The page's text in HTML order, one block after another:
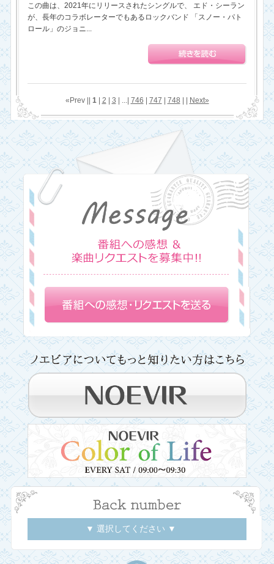
この曲は、2021年にリリースされたシングルで、 エド・シーラン
が、長年のコラボレーターでもあるロックバンド 「スノー・パト
ロール」のジョニ...
«Prev || 1| 2 3 | ...| 746 747 748 Next»